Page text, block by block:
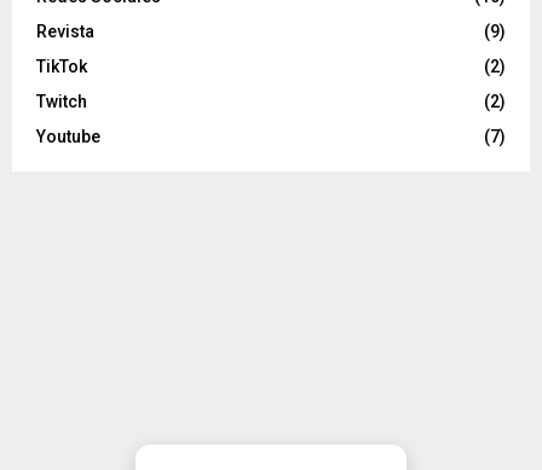
Revista
(9)
TikTok
(2)
Twitch
(2)
Youtube
(7)